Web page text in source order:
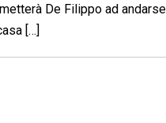
De Filippo ad
[…]